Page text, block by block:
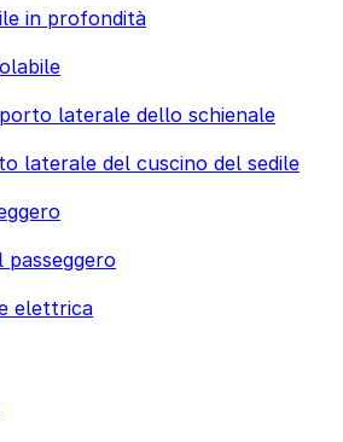
in profondità
laterale dello schienale
laterale del cuscino del sedile
elettrica